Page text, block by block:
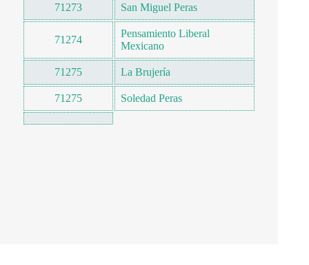
71273 San Miguel Peras
71274
Pensamiento Liberal
Mexicano
71275 La Brujería
71275 Soledad Peras